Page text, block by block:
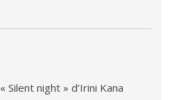
« Silent night » d’Irini Kana